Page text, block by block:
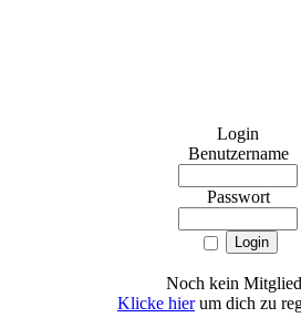
Login
Benutzername
Passwort
Noch kein
Klicke hierum dich zu